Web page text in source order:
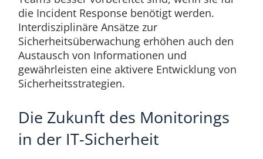
die Incident Response benötigt werden.
Interdisziplinäre Ansätze zur
Sicherheitsüberwachung erhöhen auch den
Austausch von Informationen und
gewährleisten eine aktivere Entwicklung von
Sicherheitsstrategien.
Die Zukunft des Monitorings
in der IT-Sicherheit